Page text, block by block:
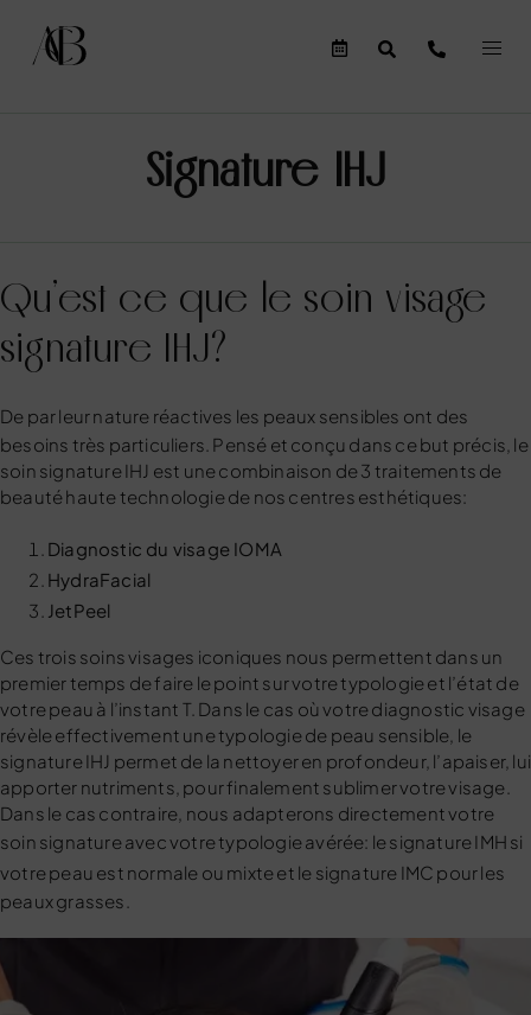
Signature IHJ
Qu’est ce que le soin visage
signature IHJ?
De par leur nature réactives les peaux sensibles ont des
besoins très particuliers. Pensé et conçu dans ce but précis, le
soin signature IHJ est une combinaison de 3 traitements de
beauté haute technologie de nos centres esthétiques:
Diagnostic du visage IOMA
HydraFacial
JetPeel
Ces trois soins visages iconiques nous permettent dans un
premier temps de faire le point sur votre typologie et l’état de
votre peau à l’instant T. Dans le cas où votre diagnostic visage
révèle effectivement une typologie de peau sensible, le
signature IHJ permet de la nettoyer en profondeur, l’apaiser, lui
apporter nutriments, pour finalement sublimer votre visage.
Dans le cas contraire, nous adapterons directement votre
soin signature avec votre typologie avérée: lesignature IMH si
votre peau est normale ou mixte et le signature IMC pour les
peaux grasses.